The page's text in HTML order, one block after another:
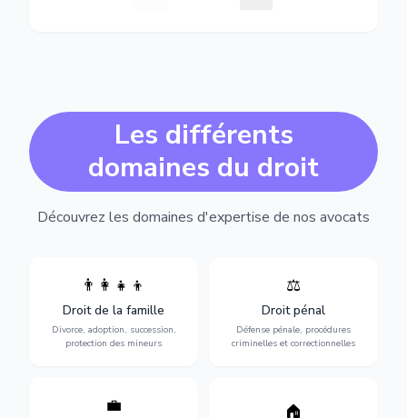
Les différents
domaines du droit
Découvrez les domaines d'expertise de nos avocats
👨‍👩‍👧‍👦
Droit de la famille
Divorce, adoption, succession,
protection des mineurs
Divorce, garde d'enfants,
adoption, succession et
protection des personnes
vulnérables.
⚖️
Droit pénal
Défense pénale, procédures
criminelles et correctionnelles
Expertise en matière pénale,
vue jusqu'au procès, pour
toute affaire correctionnelle
ou criminelle.
💼
Protection de vos droits au
🏠
Sécurisation de vos projets